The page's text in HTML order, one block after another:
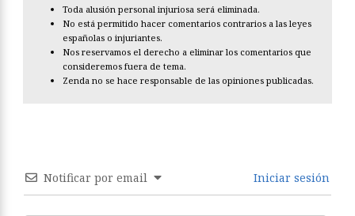
Toda alusión personal injuriosa será eliminada.
No está permitido hacer comentarios contrarios a las leyes
españolas o injuriantes.
Nos reservamos el derecho a eliminar los comentarios que
consideremos fuera de tema.
Zenda no se hace responsable de las opiniones publicadas.
Notificar por email Iniciar sesión